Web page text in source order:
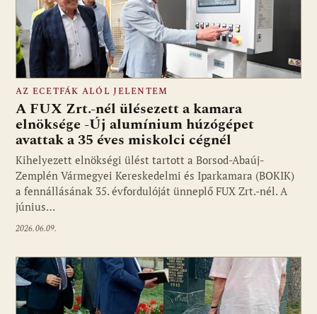
AZ ECETFÁK ALÓL JELENTEM
A FUX Zrt.-nél ülésezett a kamara
elnöksége -Új alumínium húzógépet
avattak a 35 éves miskolci cégnél
Kihelyezett elnökségi ülést tartott a Borsod-Abaúj-
Zemplén Vármegyei Kereskedelmi és Iparkamara (BOKIK)
a fennállásának 35. évfordulóját ünneplő FUX Zrt.-nél. A
június…
2026.06.09.